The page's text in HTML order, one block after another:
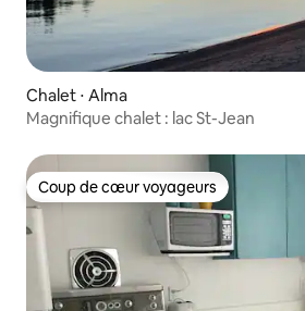
Chalet ⋅ Alma
Magnifique chalet : lac St-Jean
Coup de cœur voyageurs
Coup de cœur voyageurs